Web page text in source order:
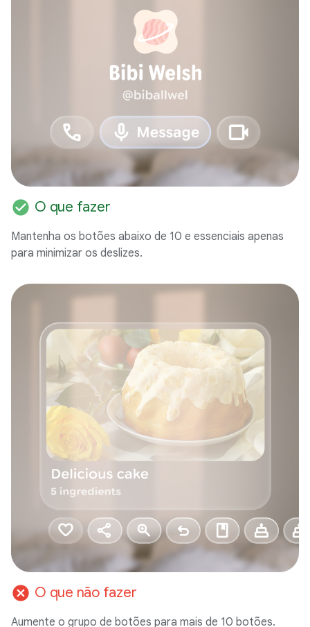
check_circle O que fazer
Mantenha os botões abaixo de 10 e essenciais apenas
para minimizar os deslizes.
cancel O que não fazer
Aumente o grupo de botões para mais de 10 botões.